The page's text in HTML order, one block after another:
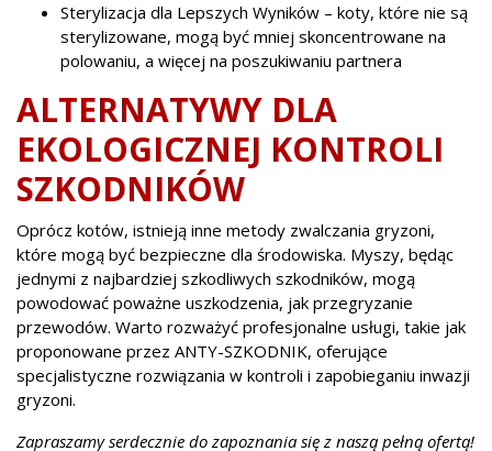
Sterylizacja dla Lepszych Wyników – koty, które nie są
sterylizowane, mogą być mniej skoncentrowane na
polowaniu, a więcej na poszukiwaniu partnera
ALTERNATYWY DLA
EKOLOGICZNEJ KONTROLI
SZKODNIKÓW
Oprócz kotów, istnieją inne metody zwalczania gryzoni,
które mogą być bezpieczne dla środowiska. Myszy, będąc
jednymi z najbardziej szkodliwych szkodników, mogą
powodować poważne uszkodzenia, jak przegryzanie
przewodów. Warto rozważyć profesjonalne usługi, takie jak
proponowane przez ANTY-SZKODNIK, oferujące
specjalistyczne rozwiązania w kontroli i zapobieganiu inwazji
gryzoni.
Zapraszamy serdecznie do zapoznania się z naszą pełną ofertą!